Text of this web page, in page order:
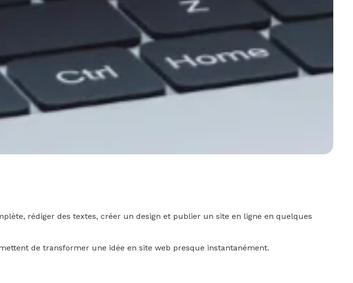
rédiger des textes, créer un design et publier un site en ligne en quelques
de transformer une idée en site web presque instantanément.